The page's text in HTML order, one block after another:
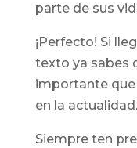
parte de sus
¡Perfecto! Si
texto ya sabes
importante que
en la actualidad.
Siempre ten